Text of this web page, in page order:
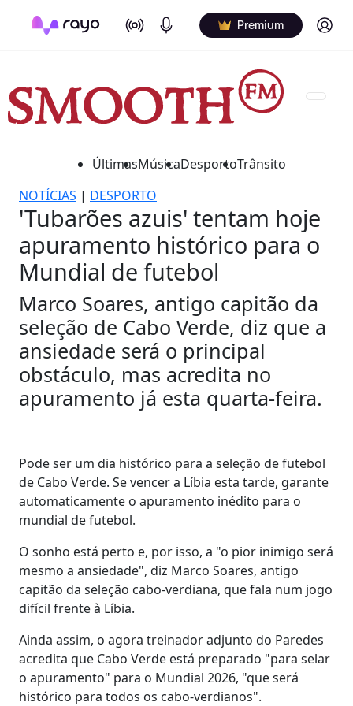
On Air Podcasts Premium Log in
ÚltimasMúsicaDesportoTrânsito
NOTÍCIAS | DESPORTO
'Tubarões azuis' tentam hoje
apuramento histórico para o
Mundial de futebol
Marco Soares, antigo capitão da
seleção de Cabo Verde, diz que a
ansiedade será o principal
obstáculo, mas acredita no
apuramento já esta quarta-feira.
Pode ser um dia histórico para a seleção de futebol
de Cabo Verde. Se vencer a Líbia esta tarde, garante
automaticamente o apuramento inédito para o
mundial de futebol.
O sonho está perto e, por isso, a "o pior inimigo será
mesmo a ansiedade", diz Marco Soares, antigo
capitão da seleção cabo-verdiana, que fala num jogo
difícil frente à Líbia.
Ainda assim, o agora treinador adjunto do Paredes
acredita que Cabo Verde está preparado "para selar
o apuramento" para o Mundial 2026, "que será
histórico para todos os cabo-verdianos".